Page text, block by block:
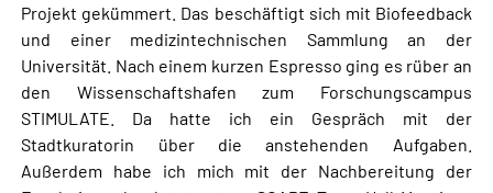
Projekt gekümmert. Das beschäftigt sich mit Biofeedback
und einer medizintechnischen Sammlung an der
Universität. Nach einem kurzen Espresso ging es rüber an
den Wissenschaftshafen zum Forschungscampus
STIMULATE. Da hatte ich ein Gespräch mit der
Stadtkuratorin über die anstehenden Aufgaben.
Außerdem habe ich mich mit der Nachbereitung der